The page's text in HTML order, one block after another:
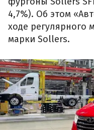
4,7%). Об этом
ходе регулярного
марки Sollers.